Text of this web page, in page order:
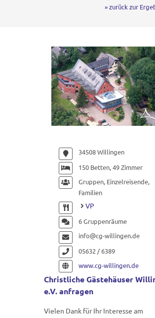
» zurück zur
34508 Willingen
150 Betten, 49 Zimmer
Gruppen, Einzelreisende,
Familien
VP
6 Gruppenräume
info@cg-willingen.de
05632 / 6389
www.cg-willingen.de
Christliche Gästehäuser
e.V. anfragen
Vielen Dank für Ihr Interesse am